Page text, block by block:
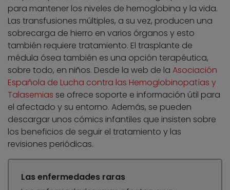
para mantener los niveles de hemoglobina y la vida.
Las transfusiones múltiples, a su vez, producen una
sobrecarga de hierro en varios órganos y esto
también requiere tratamiento. El trasplante de
médula ósea también es una opción terapéutica,
sobre todo, en niños. Desde la web de la Asociación
Española de Lucha contra las Hemoglobinopatías y
Talasemias se ofrece soporte e información útil para
el afectado y su entorno. Además, se pueden
descargar unos cómics infantiles que insisten sobre
los beneficios de seguir el tratamiento y las
revisiones periódicas.
Las enfermedades raras